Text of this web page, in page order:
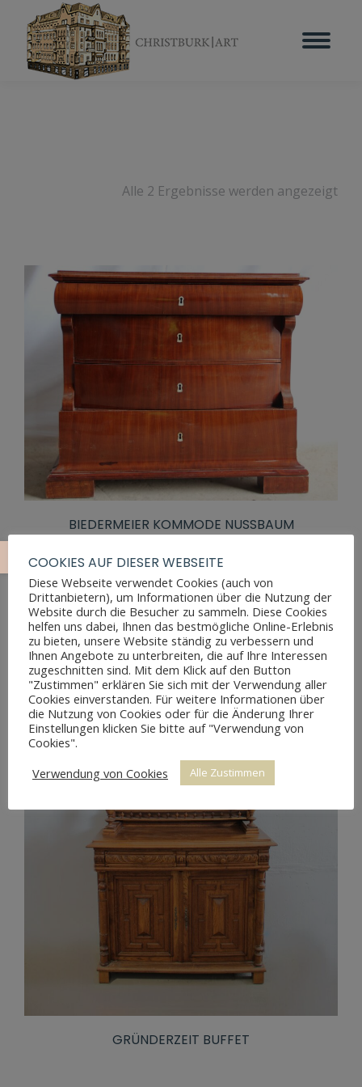
Alle 2 Ergebnisse werden angezeigt
BIEDERMEIER KOMMODE NUSSBAUM
GRÜNDERZEIT BUFFET
COOKIES AUF DIESER WEBSEITE
Diese Webseite verwendet Cookies (auch von
Drittanbietern), um Informationen über die Nutzung der
Website durch die Besucher zu sammeln. Diese Cookies
helfen uns dabei, Ihnen das bestmögliche Online-Erlebnis
zu bieten, unsere Website ständig zu verbessern und
Ihnen Angebote zu unterbreiten, die auf Ihre Interessen
zugeschnitten sind. Mit dem Klick auf den Button
"Zustimmen" erklären Sie sich mit der Verwendung aller
Cookies einverstanden. Für weitere Informationen über
die Nutzung von Cookies oder für die Änderung Ihrer
Einstellungen klicken Sie bitte auf "Verwendung von
Cookies".
Verwendung von Cookies
Alle Zustimmen